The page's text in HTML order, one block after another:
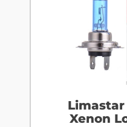
Limastar
Xenon